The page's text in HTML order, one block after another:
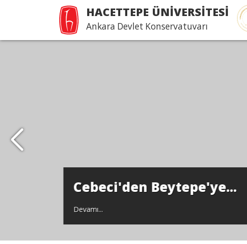
HACETTEPE ÜNİVERSİTESİ
Ankara Devlet Konservatuvarı
Cebeci'den Beytepe'ye...
Devamı...